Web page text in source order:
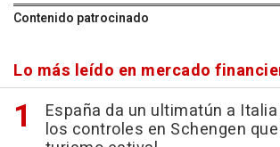
Contenido patrocinado
Lo más leído en mercado
España da un ultimatún a
los controles en Schengen